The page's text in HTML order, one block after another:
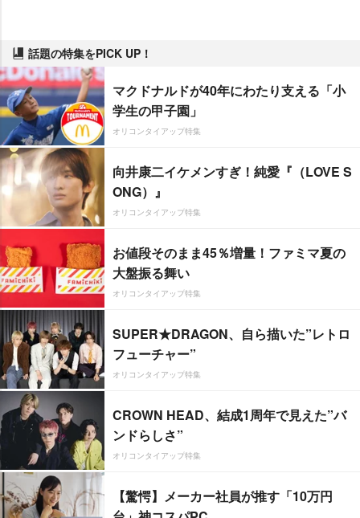
話題の特集をPICK UP！
マクドナルドが40年にわたり支える「小
学生の甲子園」
オリコンタイアップ特集
向井康二イケメンすぎ！純愛『（LOVE S
ONG）』
オリコンタイアップ特集
お値段そのまま45％増量！ファミマ夏の
大盤振る舞い
オリコンタイアップ特集
SUPER★DRAGON、自ら描いた”レトロ
フューチャー”
オリコンタイアップ特集
CROWN HEAD、結成1周年で見えた”バ
ンドらしさ”
オリコンタイアップ特集
【驚愕】メーカー社員が推す「10万円